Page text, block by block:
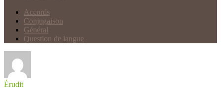
Accords
Conjugaison
Général
Question de langue
Érudit